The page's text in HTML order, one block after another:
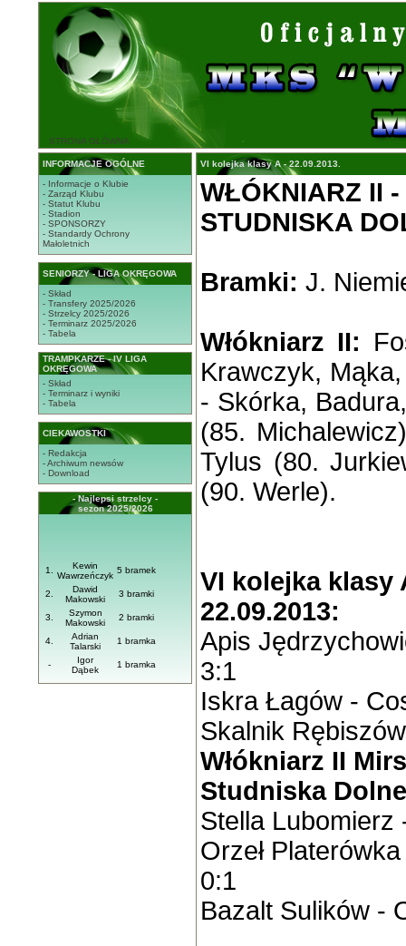
STRONA GŁÓWNA
INFORMACJE OGÓLNE
- Informacje o Klubie
- Zarząd Klubu
- Statut Klubu
- Stadion
- SPONSORZY
- Standardy Ochrony
Małoletnich
SENIORZY - LIGA OKRĘGOWA
- Skład
- Transfery 2025/2026
- Strzelcy 2025/2026
- Terminarz 2025/2026
- Tabela
TRAMPKARZE - IV LIGA
OKRĘGOWA
- Skład
- Terminarz i wyniki
- Tabela
CIEKAWOSTKI
- Redakcja
- Archiwum newsów
- Download
- Najlepsi strzelcy -
sezon 2025/2026
1.
Kewin
Wawrzeńczyk
5 bramek
2.
Dawid
Makowski
3 bramki
3.
Szymon
Makowski
2 bramki
4.
Adrian
Talarski
1 bramka
-
Igor
Dąbek
1 bramka
VI kolejka klasy A - 22.09.2013.
WŁÓKNIARZ II
STUDNISKA
Bramki: J.
Włókniarz II:
Krawczyk,
- Skórka,
(85.
Tylus (80.
(90. Werle).
VI kolejka klasy
22.09.2013:
Apis
3:1
Iskra Łagów -
Skalnik
Włókniarz II
Studniska
Stella Lubomierz
Orzeł
0:1
Bazalt Sulików -